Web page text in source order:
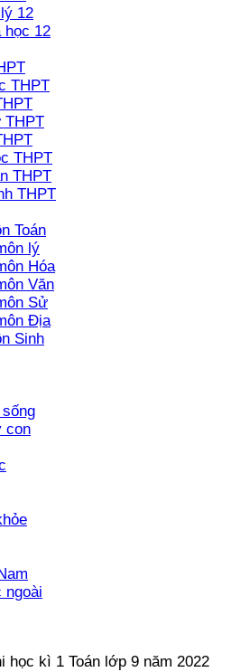
12
học 12
THPT
THPT
THPT
THPT
Toán
lý
Hóa
Văn
Sử
Địa
Sinh
con
ngoài
học kì 1 Toán lớp 9 năm 2022